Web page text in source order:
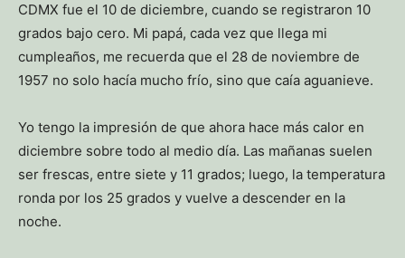
CDMX fue el 10 de diciembre, cuando se registraron 10
grados bajo cero. Mi papá, cada vez que llega mi
cumpleaños, me recuerda que el 28 de noviembre de
1957 no solo hacía mucho frío, sino que caía aguanieve.
Yo tengo la impresión de que ahora hace más calor en
diciembre sobre todo al medio día. Las mañanas suelen
ser frescas, entre siete y 11 grados; luego, la temperatura
ronda por los 25 grados y vuelve a descender en la
noche.